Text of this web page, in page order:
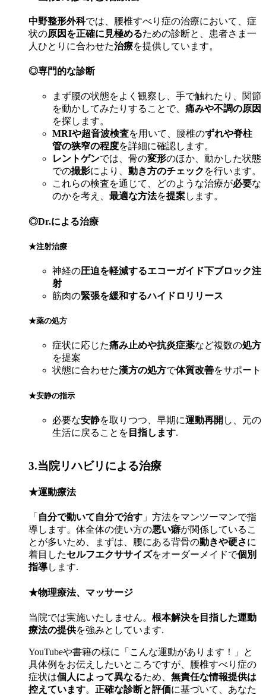
中野整形外科では、腰椎すべり症の治療において、症
状の原因を正確に見極めるための診断と、患者さま一
人ひとりに合わせた治療を提供しています。
◎専門的な診断
まず腰の状態をよく観察し、手で触れたり、関節
を動かしてみたりすることで、 痛みや不調の原因
を探します。
MRIや超音波検査を用いて、腰椎のずれや脊柱
管の狭窄の程度を詳細に確認します。
レントゲンでは、骨の変形のほか、動かした状態
での撮影により、 動き方のチェック を行います。
これらの検査を通じて、どのような治療が必要な
のかを考え、 最適な方法を提案します。
◎Dr.による治療
★注射治療
神経の圧迫を軽減するエコーガイド下ブロック注
射
筋肉の緊張を緩和するハイドロリリース
★薬の処方
症状に応じた痛み止めや抗炎症薬など複数の処方
を提案
状態に合わせた漢方の処方で体質改善をサポート
★安静の指示
必要な安静を取りつつ、早期に運動再開 し、元の
生活に戻ることを 目指します.
3.当院リハビリによる治療
★運動療法
「 自分で動いて自分で治す 」方法をマンツーマンで指
導します。体全体の使い方の悪い癖が関係しているこ
とが多いため、まずは、腰にある背骨の動きや硬さに
着目したセルフエクササイズをオーダーメイドで個別
指導します.
★物理療法、マッサージ
当院では実施いたしません。 根本解決を目指した運動
療法の提供を強みとしています.
YouTubeや書籍の様に「こんな運動があります！」と
具体例をお伝えしたいところですが、腰椎すべり症の
症状は個人によって異なるため、 無責任な情報提供は
控えています。 正確な診断と評価に基づいて、あなた